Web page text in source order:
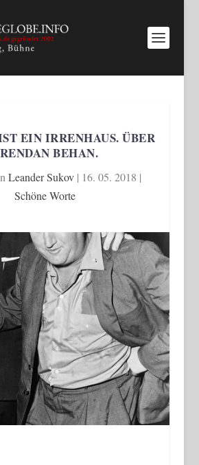
EIN IRRENHAUS. ÜBER
BEHAN.
Leander Sukov | 16. 05. 2018 |
Schöne Worte